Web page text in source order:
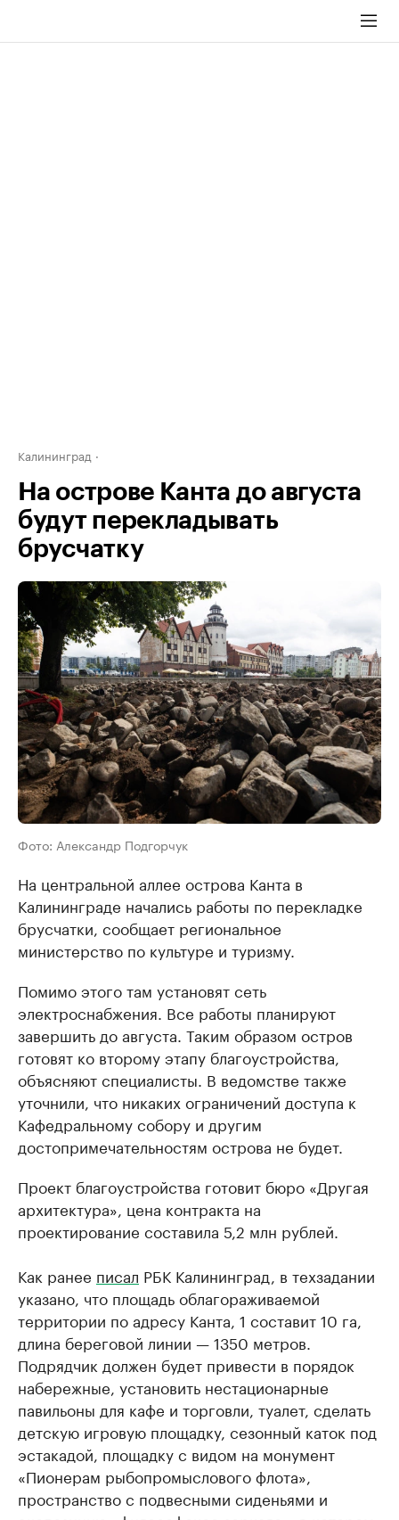
Калининград
На острове Канта до августа
будут перекладывать
брусчатку
Фото: Александр Подгорчук
На центральной аллее острова Канта в
Калининграде начались работы по перекладке
брусчатки, сообщает региональное
министерство по культуре и туризму.
Помимо этого там установят сеть
электроснабжения. Все работы планируют
завершить до августа. Таким образом остров
готовят ко второму этапу благоустройства,
объясняют специалисты. В ведомстве также
уточнили, что никаких ограничений доступа к
Кафедральному собору и другим
достопримечательностям острова не будет.
Проект благоустройства готовит бюро «Другая
архитектура», цена контракта на
проектирование составила 5,2 млн рублей.
Как ранее писал РБК Калининград, в техзадании
указано, что площадь облагораживаемой
территории по адресу Канта, 1 составит 10 га,
длина береговой линии — 1350 метров.
Подрядчик должен будет привести в порядок
набережные, установить нестационарные
павильоны для кафе и торговли, туалет, сделать
детскую игровую площадку, сезонный каток под
эстакадой, площадку с видом на монумент
«Пионерам рыбопромыслового флота»,
пространство с подвесными сиденьями и